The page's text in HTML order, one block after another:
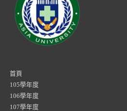
首頁
105學年度
106學年度
107學年度